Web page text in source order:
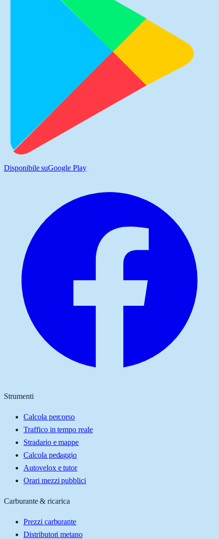
Disponibile suGoogle Play
Strumenti
Calcola percorso
Traffico in tempo reale
Stradario e mappe
Calcola pedaggio
Autovelox e tutor
Orari mezzi pubblici
Carburante & ricarica
Prezzi carburante
Distributori metano